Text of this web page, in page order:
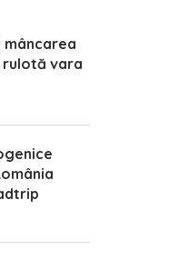
mâncarea
vara